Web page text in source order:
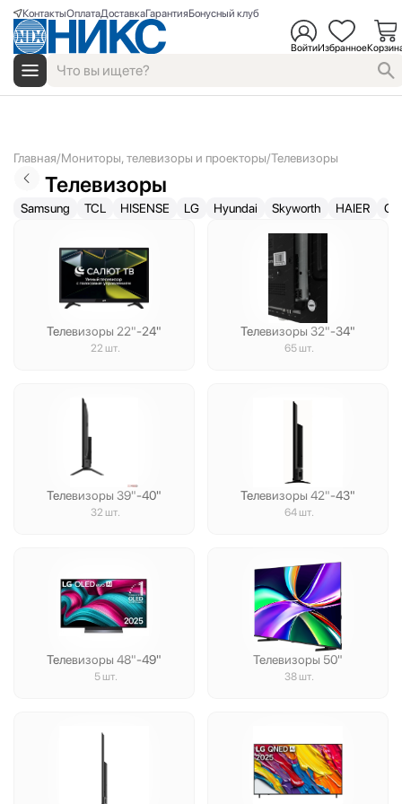
КонтактыОплатаДоставкаГарантияБонусный клуб
ВойтиИзбранное
Главная Мониторы, телевизоры и проекторы Телевизоры
Телевизоры
Samsung TCL HISENSE LG Hyundai Skyworth HAIER
Телевизоры 22"-24"
22 шт.
Телевизоры 32"-34"
65 шт.
Телевизоры 39"-40"
32 шт.
Телевизоры 42"-43"
64 шт.
Телевизоры 48"-49"
5 шт.
Телевизоры 50"
38 шт.